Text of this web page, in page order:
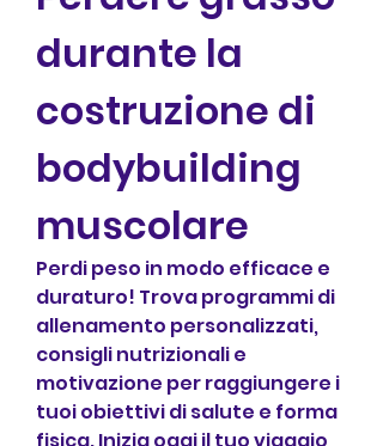
durante la
costruzione di
bodybuilding
muscolare
Perdi peso in modo efficace e
duraturo! Trova programmi di
allenamento personalizzati,
consigli nutrizionali e
motivazione per raggiungere i
tuoi obiettivi di salute e forma